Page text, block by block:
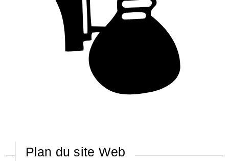
Plan du site Web